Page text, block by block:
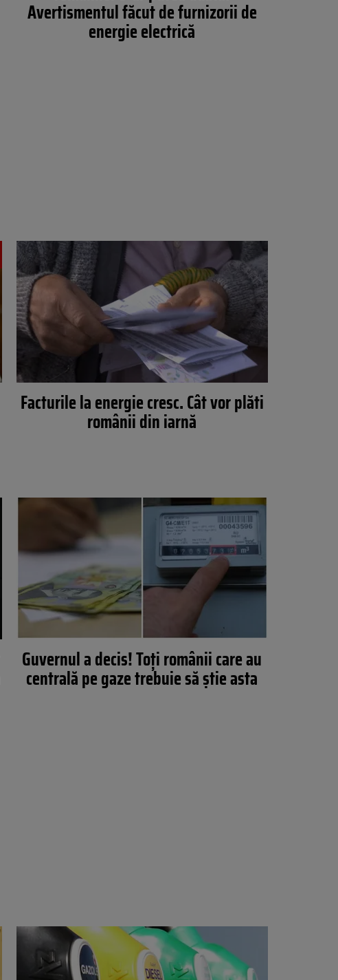
Avertismentul făcut de furnizorii de
energie electrică
Facturile la energie cresc. Cât vor plăti
românii din iarnă
Guvernul a decis! Toți românii care au
centrală pe gaze trebuie să știe asta